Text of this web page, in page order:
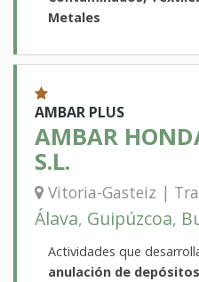
Metales
AMBAR PLUS
AMBAR
S.L.
Vitoria-Gasteiz |
Álava, Guipúzcoa,
Actividades que
anulación de